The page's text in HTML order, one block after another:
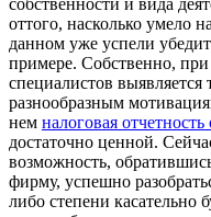
оттого, насколько умело
данном уже успели
примере. Собственно, при
специалистов
разнообразным
нем налоговая
достаточно ценной.
возможность,
фирму, успешно
либо степени касательно